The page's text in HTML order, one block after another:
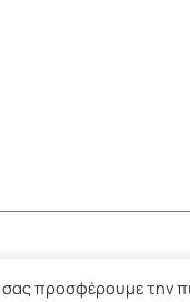
προσφέρουμε την